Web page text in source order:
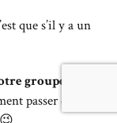
que s’il y a un
groupe
passer des